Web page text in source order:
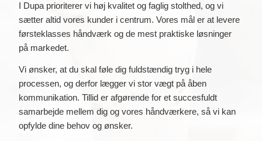
I Dupa prioriterer vi høj kvalitet og faglig stolthed, og vi
sætter altid vores kunder i centrum. Vores mål er at levere
førsteklasses håndværk og de mest praktiske løsninger
på markedet.
Vi ønsker, at du skal føle dig fuldstændig tryg i hele
processen, og derfor lægger vi stor vægt på åben
kommunikation. Tillid er afgørende for et succesfuldt
samarbejde mellem dig og vores håndværkere, så vi kan
opfylde dine behov og ønsker.